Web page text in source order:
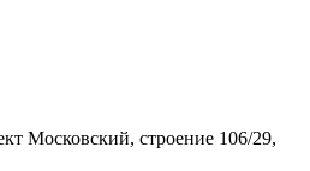
Московский, строение 106/29,